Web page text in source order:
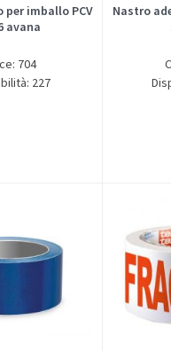
per imballo PCV
avana
704
227
Nastro